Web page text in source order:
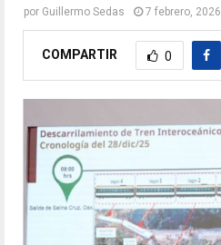
por Guillermo Sedas 7 febrero, 2026
COMPARTIR 0